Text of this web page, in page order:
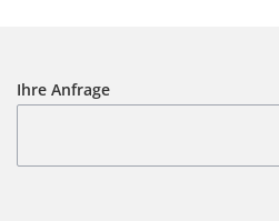
Ihre Anfrage